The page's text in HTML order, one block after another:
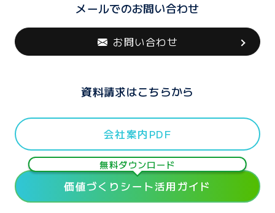
メールでのお問い合わせ
お問い合わせ
資料請求はこちらから
会社案内PDF
無料ダウンロード
価値づくりシート活用ガイド